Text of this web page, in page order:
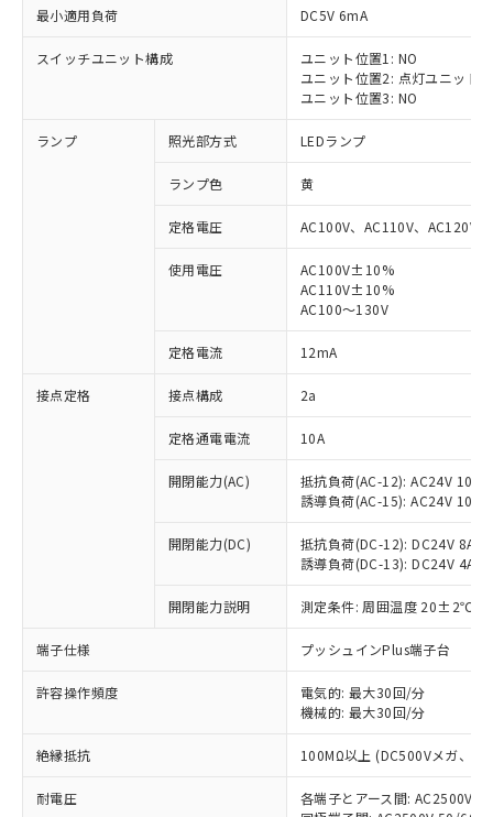
最小適用負荷 DC5V 6mA
スイッチユニット構成
ユニット位置1: NO
ユニット位置2: 点灯ユニット
ユニット位置3: NO
ランプ 照光部方式 LEDランプ
ランプ色 黄
定格電圧 AC100V、AC110V、AC120V
使用電圧
AC100V±10%
AC110V±10%
AC100～130V
定格電流 12mA
接点定格 接点構成 2a
定格通電電流 10A
開閉能力(AC)
抵抗負荷(AC-12): AC24V 10A/
誘導負荷(AC-15): AC24V
開閉能力(DC)
抵抗負荷(DC-12): DC24V 8A/
誘導負荷(DC-13): DC24V 4A/
開閉能力説明 測定条件: 周囲温度 20±2℃、
端子仕様 プッシュインPlus端子台
許容操作頻度
電気的: 最大30回/分
機械的: 最大30回/分
絶縁抵抗 100MΩ以上 (DC500Vメガ、点
耐電圧
各端子とアース間: AC2500V
ご利用条件
以下の条件をお読みいただき、同意のうえ
本サービスは、当社制御機器事業取扱
商品の当社在庫状況および標準価格
(税抜)を提供させていただくもので
当社制御機器事業取扱商品の中には、
本サービスの対象外となる商品もある
ことをご了承ください。
在庫状況および標準価格照会結果は、
記載している更新日時点での社内デー
タに基づき作成されるものであり、閲
準価格とは異なる場合があることをご
対応済み：EU RoHS指令（10物質）の
非含有に対応した製品が提供可能な商品で
対応予定：EU RoHS指令（10物質）の非含
有に対応した製品に切り替える予定のある
対応予定なし：EU RoHS指令（10物質）の
非含有に非対応の商品で、対応品を出す予
調査・確認中：EU RoHS指令（10物質）の
非含有の対応状況を調査中または確認中の
非該当品：ライセンス料など無形物で、有
害物質有無と関係のない商品です。
仕入先様の事情により、非含有部品として
いたものが、含有品と判明した場合などや
むを得ず変更することがあります。
*EU RoHS指令（10物質）：
鉛(Pb) 1000ppm以下、 水銀(Hg) 1000ppm以下、 カド
六価クロム(Cr(Ⅵ)) 1000ppm以下、ポリ臭化ビフェニル
「○」：最大均質材料含有率が中国RoHSの
基準値以下であることを示します。
「×」：最大均質材料含有率が中国RoHSの
基準値を超えていることを示します。
「－」：未確認です。当社販売部門へお問
当社は、これら貴社製品のうち、外国
為替および外国貿易法に定める商品
（以下｢規制貨物等」という）を輸出
または国外への提供する場合は、日本
国政府の輸出許可(または役務取引許
可)を取得するなどの必要な手続きを